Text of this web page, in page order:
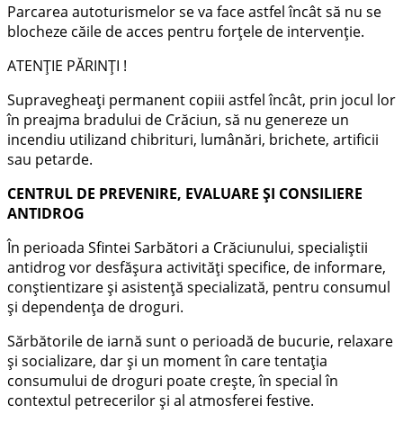
Parcarea autoturismelor se va face astfel încât să nu se
blocheze căile de acces pentru forţele de intervenţie.
ATENŢIE PĂRINŢI !
Supravegheaţi permanent copiii astfel încât, prin jocul lor
în preajma bradului de Crăciun, să nu genereze un
incendiu utilizand chibrituri, lumânări, brichete, artificii
sau petarde.
CENTRUL DE PREVENIRE, EVALUARE ȘI CONSILIERE
ANTIDROG
În perioada Sfintei Sarbători a Crăciunului, specialiștii
antidrog vor desfășura activități specifice, de informare,
conștientizare şi asistență specializată, pentru consumul
şi dependența de droguri.
Sărbătorile de iarnă sunt o perioadă de bucurie, relaxare
și socializare, dar și un moment în care tentația
consumului de droguri poate crește, în special în
contextul petrecerilor și al atmosferei festive.